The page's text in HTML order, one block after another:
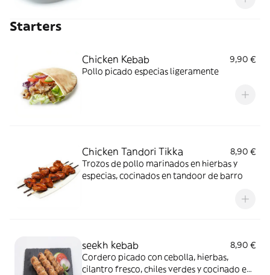
Starters
Chicken Kebab
9,90 €
Pollo picado especias ligeramente
Chicken Tandori Tikka
8,90 €
Trozos de pollo marinados en hierbas y
especias, cocinados en tandoor de barro
seekh kebab
8,90 €
Cordero picado con cebolla, hierbas,
cilantro fresco, chiles verdes y cocinado en